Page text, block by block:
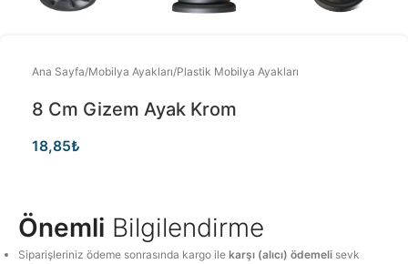
Ana Sayfa/Mobilya Ayakları/Plastik Mobilya Ayakları
8 Cm Gizem Ayak Krom
18,85₺
Önemli Bilgilendirme
Siparişleriniz ödeme sonrasında kargo ilekarşı (alıcı) ödemeli sevk